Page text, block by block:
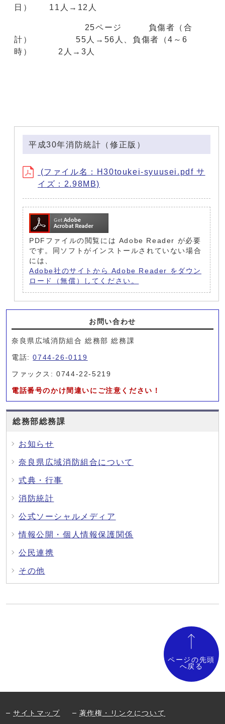
日） 11人→12人
25ページ 負傷者（合
計） 55人→56人、負傷者（4～6
時） 2人→3人
平成30年消防統計（修正版）
(ファイル名：H30toukei-syuusei.pdf サ
イズ：2.98MB)
PDFファイルの閲覧には Adobe Reader が必要
です。同ソフトがインストールされていない場合
には、
Adobe社のサイトから Adobe Reader をダウン
ロード（無償）してください。
お問い合わせ
奈良県広域消防組合 総務部 総務課
電話:0744-26-0119
ファックス: 0744-22-5219
電話番号のかけ間違いにご注意ください！
総務部総務課
お知らせ
奈良県広域消防組合について
式典・行事
消防統計
公式ソーシャルメディア
情報公開・個人情報保護関係
公民連携
その他
ページの先頭
へ戻る
サイトマップ 著作権・リンクについて